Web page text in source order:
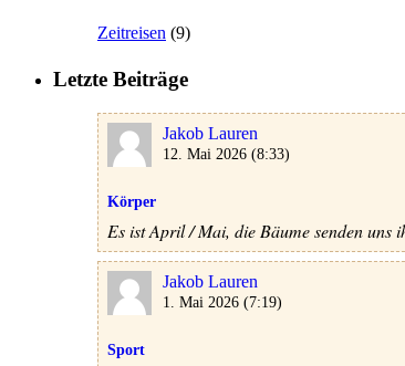
Zeitreisen (9)
Letzte Beiträge
Jakob Lauren
12. Mai 2026 (8:33)
Körper
Es ist April / Mai, die Bäume senden uns
Jakob Lauren
1. Mai 2026 (7:19)
Sport